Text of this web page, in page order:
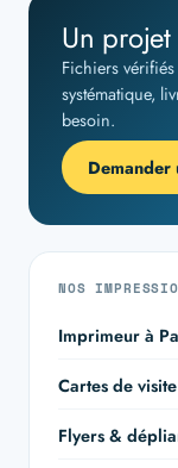
Un
Fichiers
systématique,
besoin.
NOS
Imprimeur à
Cartes de visite
Flyers &